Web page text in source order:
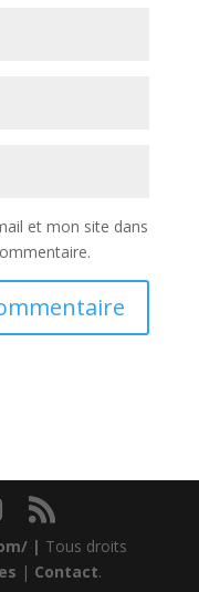
et mon site dans
| Tous droits
| Contact.